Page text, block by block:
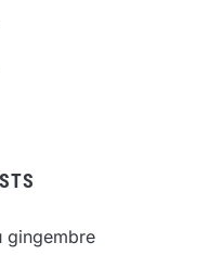
gingembre